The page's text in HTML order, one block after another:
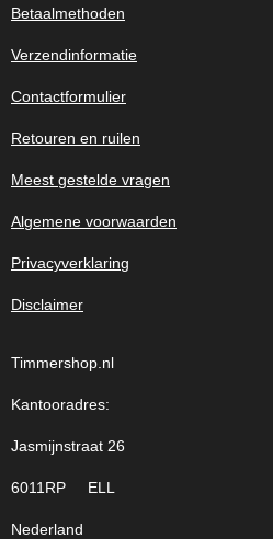
Betaalmethoden
Verzendinformatie
Contactformulier
Retouren en ruilen
Meest gestelde vragen
Algemene voorwaarden
Privacyverklaring
Disclaimer
Timmershop.nl
Kantooradres:
Jasmijnstraat 26
6011RP ELL
Nederland